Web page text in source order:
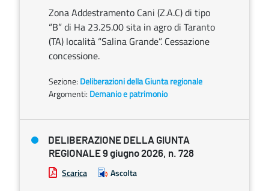
Zona Addestramento Cani (Z.A.C) di tipo
“B” di Ha 23.25.00 sita in agro di Taranto
(TA) località “Salina Grande”. Cessazione
concessione.
Sezione: Deliberazioni della Giunta regionale
Argomenti: Demanio e patrimonio
DELIBERAZIONE DELLA GIUNTA
REGIONALE 9 giugno 2026, n. 728
Scarica Ascolta